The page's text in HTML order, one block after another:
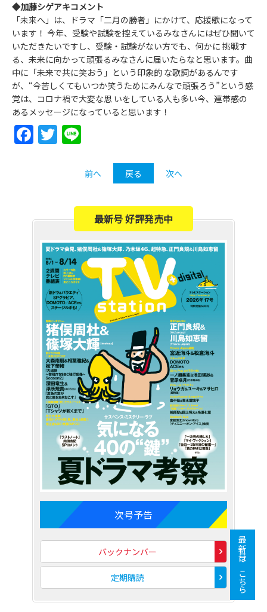
◆加藤シゲアキコメント
「未来へ」は、ドラマ「二月の勝者」にかけて、応援歌になって
います！ 今年、受験や試験を控えているみなさんにはぜひ聞いて
いただきたいですし、受験・試験がない方でも、何かに 挑戦す
る、未来に向かって頑張るみなさんに届いたらなと思います。曲
中に「未来で共に笑おう」という印象的 な歌詞があるんです
が、“今苦しくてもいつか笑うためにみんなで頑張ろう”という感
覚は、コロナ禍で大変な思 いをしている人も多い今、連帯感の
あるメッセージになっていると思います！
Facebook
Twitter
前へ 戻る 次へ
最新号 好評発売中
次号予告
バックナンバー
定期購読 最新号はこちら